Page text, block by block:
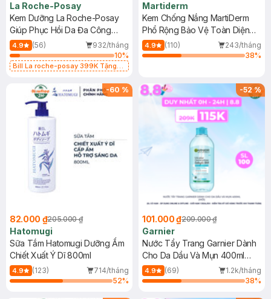
La Roche-Posay
Kem Dưỡng La Roche-Posay
Giúp Phục Hồi Da Đa Công
Dụng 40ml
4.9 (56)
932/tháng
10%
Bill La roche-posay 399K Tặng
(SL có hạn)
Martiderm
Kem Chống Nắng MartiDerm
Phổ Rộng Bảo Vệ Toàn Diện
40ml
4.9 (110)
243/tháng
38%
-60 %
82.000 ₫205.000 ₫
Hatomugi
Sữa Tắm Hatomugi Dưỡng Ẩm
Chiết Xuất Ý Dĩ 800ml
4.9 (123)
714/tháng
52%
-52%
101.000 ₫209.000 ₫
Garnier
Nước Tẩy Trang Garnier Dành
Cho Da Dầu Và Mụn 400ml
(Mới)
4.9 (69)
1.2k/tháng
38%